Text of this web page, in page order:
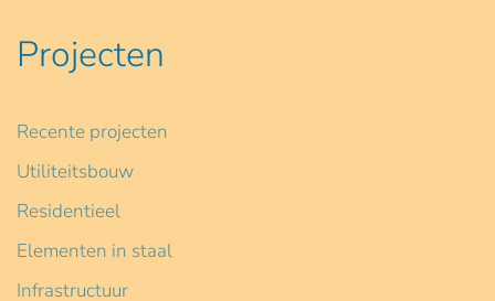
Projecten
Recente projecten
Utiliteitsbouw
Residentieel
Elementen in staal
Infrastructuur